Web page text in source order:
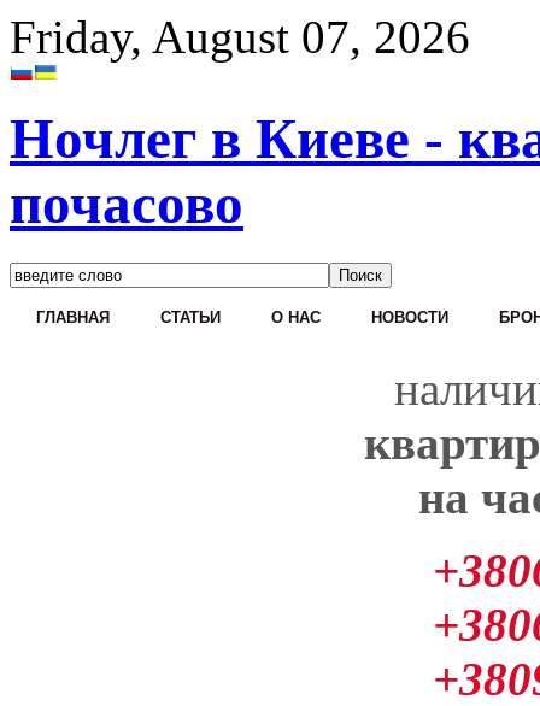
Friday, August 07, 2026
Ночлег в Киеве -
почасово
ГЛАВНАЯ СТАТЬИ О НАС НОВОСТИ
на